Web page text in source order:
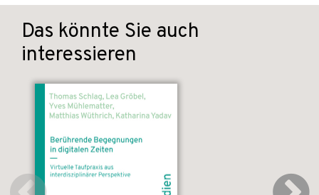
Das könnte Sie auch
interessieren